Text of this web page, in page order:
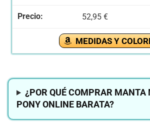
52,95 €
MEDIDAS Y
¿POR QUÉ COMPRAR MANTA
PONY ONLINE BARATA?